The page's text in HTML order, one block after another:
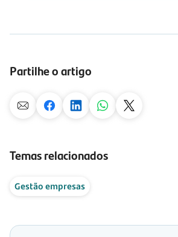
Partilhe o artigo
Temas relacionados
Gestão empresas